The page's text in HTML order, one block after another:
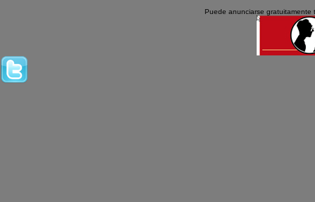
Puede anunciarse